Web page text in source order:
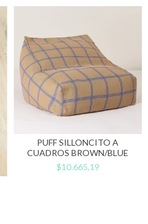
PUFF SILLONCITO A
CUADROS BROWN/BLUE
$10.665,19